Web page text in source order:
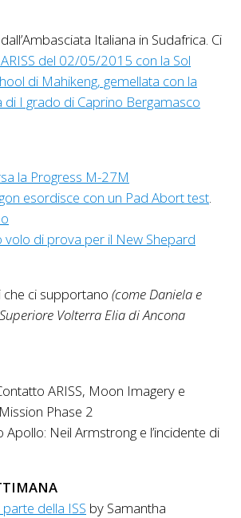
Italiana in Sudafrica. Ci
del 02/05/2015 con la Sol
di Mahikeng, gemellata con la
di I grado di Caprino Bergamasco
la Progress M-27M
esordisce con un Pad Abort test.
volo di prova per il New Shepard
che ci supportano (come Daniela e
Volterra Elia di Ancona
ARISS, Moon Imagery e
Phase 2
Neil Armstrong e l’incidente di
della ISS by Samantha